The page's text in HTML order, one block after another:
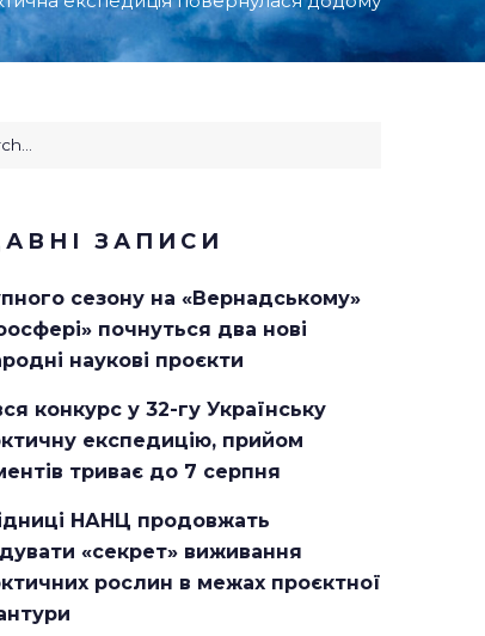
ЗАПИСИ
сезону на «Вернадському»
почнуться два нові
наукові проєкти
конкурс у 32-гу Українську
експедицію, прийом
триває до 7 серпня
НАНЦ продовжать
«секрет» виживання
рослин в межах проєктної